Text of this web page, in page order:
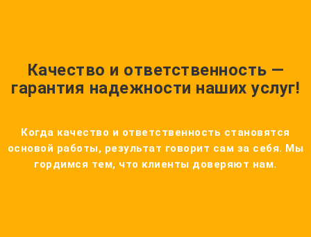
Качество и ответственность —
гарантия надежности наших услуг!
Когда качество и ответственность становятся
основой работы, результат говорит сам за себя. Мы
гордимся тем, что клиенты доверяют нам.